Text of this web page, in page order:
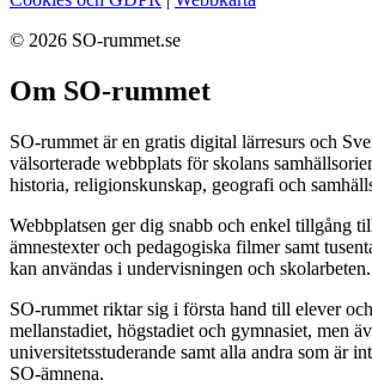
© 2026 SO-rummet.se
Om SO-rummet
SO-rummet är en gratis digital lärresurs och
välsorterade webbplats för skolans
historia, religionskunskap, geografi och
Webbplatsen ger dig snabb och enkel tillgång
ämnestexter och pedagogiska filmer samt
kan användas i undervisningen och skolarbeten.
SO-rummet riktar sig i första hand till elever
mellanstadiet, högstadiet och gymnasiet, men
universitetsstuderande samt alla andra som är
SO-ämnena.